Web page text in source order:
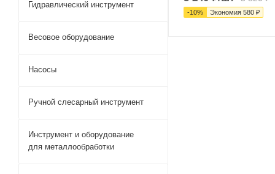
-10% Экономия 580 ₽
Гидравлический инструмент
Весовое оборудование
Насосы
Ручной слесарный инструмент
Инструмент и оборудование
для металлообработки